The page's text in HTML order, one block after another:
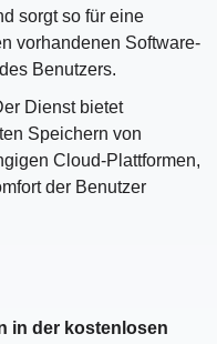
sorgt so für eine
vorhandenen Software-
Benutzers.
Dienst bietet
Speichern von
Cloud-Plattformen,
der Benutzer
in der kostenlosen